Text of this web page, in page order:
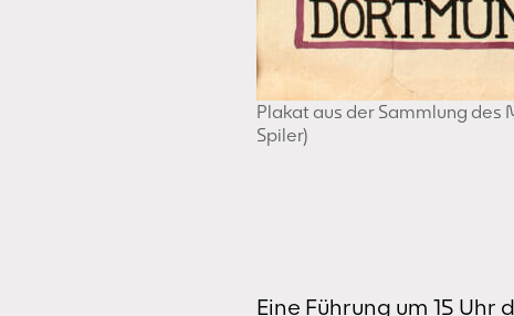
Plakat aus der Sammlung des
Spiler)
Eine Führung um 15 Uhr